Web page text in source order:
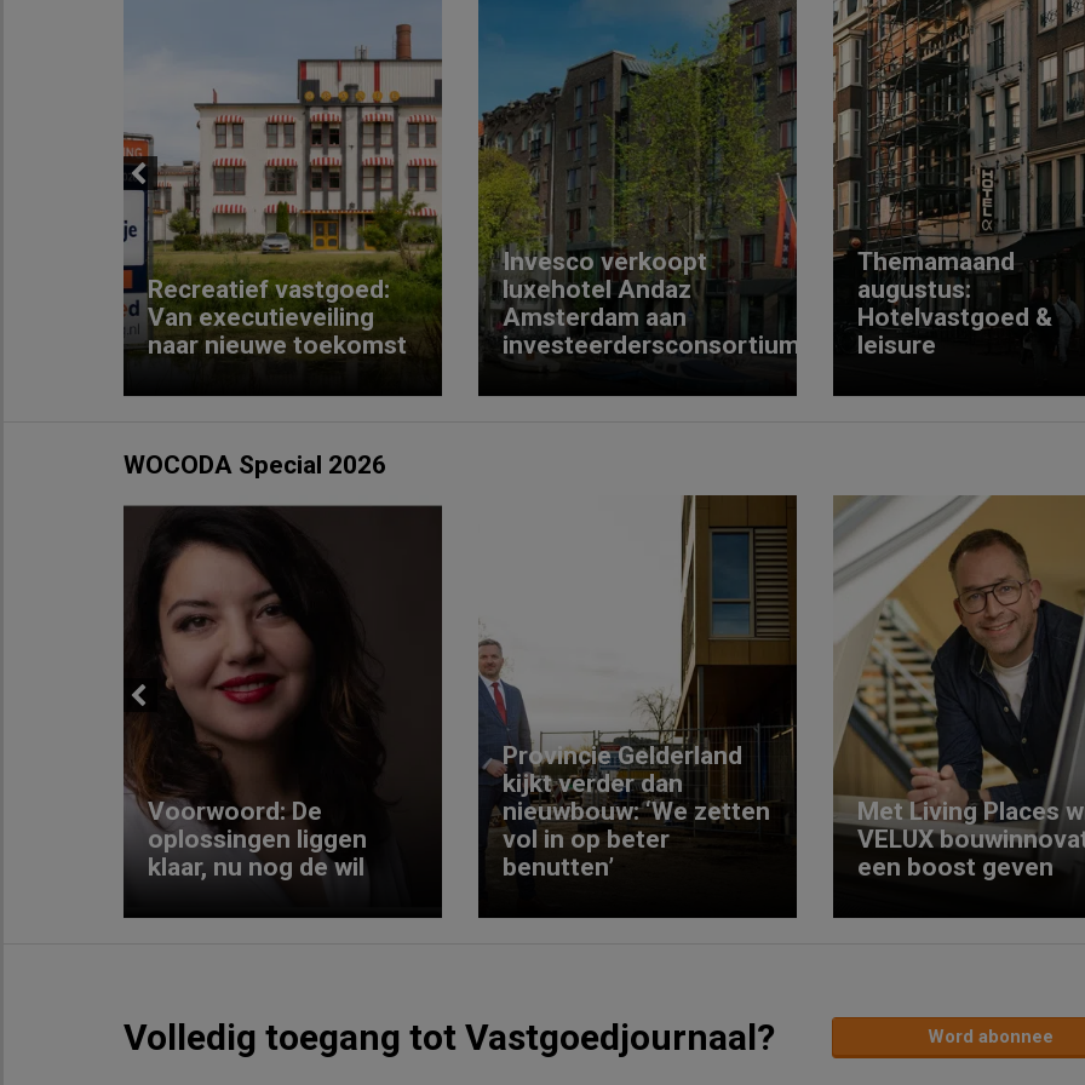
Previous
Recreatief vastgoed:
Van executieveiling
naar nieuwe toekomst
Invesco verkoopt
luxehotel Andaz
Amsterdam aan
investeerdersconsortium
Themamaand
augustus:
Hotelvastgoed &
leisure
WOCODA Special 2026
Previous
Voorwoord: De
oplossingen liggen
klaar, nu nog de wil
Provincie Gelderland
kijkt verder dan
nieuwbouw: ‘We zetten
vol in op beter
benutten’
Met Living Places
VELUX
een boost geven
Volledig toegang tot Vastgoedjournaal? Word abonnee